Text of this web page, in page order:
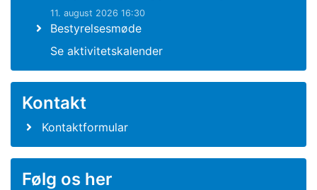
11. august 2026 16:30
Bestyrelsesmøde
Se aktivitetskalender
Kontakt
Kontaktformular
Følg os her